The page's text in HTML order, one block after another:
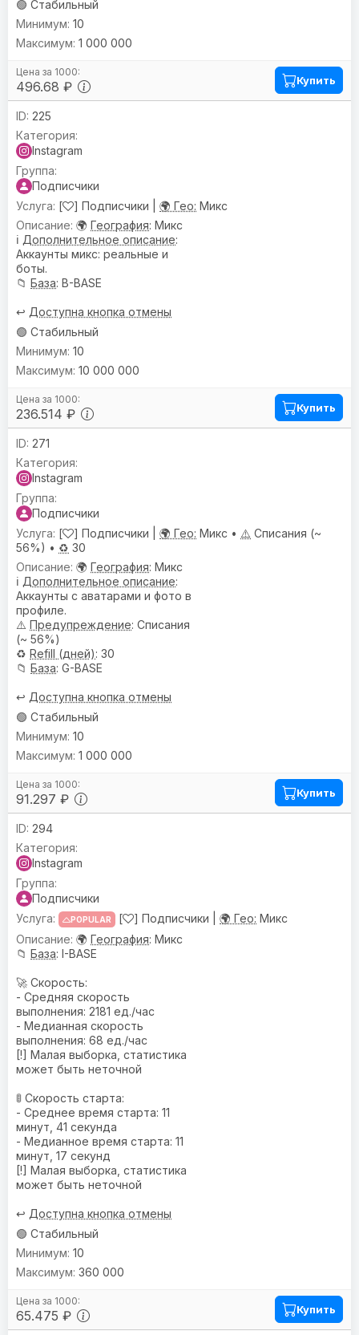
🟢 Стабильный
496.68 ₽
10
1 000 000
Купить
225
Instagram
Подписчики
[
] Подписчики | 🌍 Гео: Микс
🌍 География: Микс
ℹ️ Дополнительное описание:
Аккаунты микс: реальные и
боты.
📁 База: B-BASE
↩️ Доступна кнопка отмены
🟢 Стабильный
236.514 ₽
10
10 000 000
Купить
271
Instagram
Подписчики
[
] Подписчики | 🌍 Гео: Микс • ⚠️ Списания (~
56%) • ♻️ 30
🌍 География: Микс
ℹ️ Дополнительное описание:
Аккаунты с аватарами и фото в
профиле.
⚠️ Предупреждениe: Списания
(~ 56%)
♻️ Refill (дней): 30
📁 База: G-BASE
↩️ Доступна кнопка отмены
🟢 Стабильный
91.297 ₽
10
1 000 000
Купить
294
Instagram
Подписчики
POPULAR [ ] Подписчики | 🌍 Гео: Микс
🌍 География: Микс
📁 База: I-BASE
🚀 Скорость:
- Средняя скорость
выполнения: 2181 ед./час
- Медианная скорость
выполнения: 68 ед./час
[!] Малая выборка, статистика
может быть неточной
🚦 Скорость старта:
- Среднее время старта: 11
минут, 41 секунда
- Медианное время старта: 11
минут, 17 секунд
[!] Малая выборка, статистика
может быть неточной
↩️ Доступна кнопка отмены
🟢 Стабильный
65.475 ₽
10
360 000
Купить